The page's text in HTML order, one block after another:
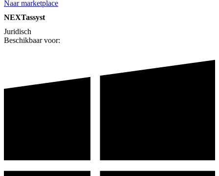
Naar marketplace
NEXTassyst
Juridisch
Beschikbaar voor: